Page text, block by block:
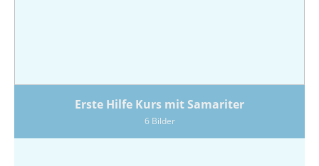
Erste Hilfe Kurs mit Samariter
6 Bilder